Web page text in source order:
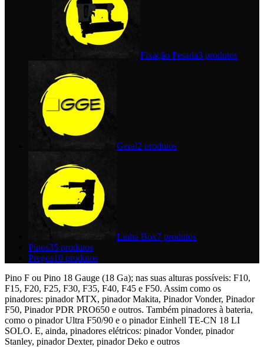
Fixação Pesada3 produtos
Geral2 produtos
Linha Box7 produtos
Pinos35 produtos
Pregos10 produtos
Pino F ou Pino 18 Gauge (18 Ga); nas suas alturas possíveis: F10,
F15, F20, F25, F30, F35, F40, F45 e F50. Assim como os
pinadores: pinador MTX, pinador Makita, Pinador Vonder, Pinador
F50, Pinador PDR PRO650 e outros. Também pinadores à bateria,
como o pinador Ultra F50/90 e o pinador Einhell TE-CN 18 LI
SOLO. E, ainda, pinadores elétricos: pinador Vonder, pinador
Stanley, pinador Dexter, pinador Deko e outros